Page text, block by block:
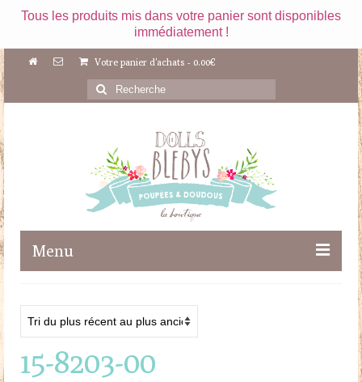
Tous les produits mis dans votre panier sont disponibles
immédiatement !
Votre panier d'achats - 0.00€
Rechercher
:
Menu
Maileg
Poupées
15-8203-00